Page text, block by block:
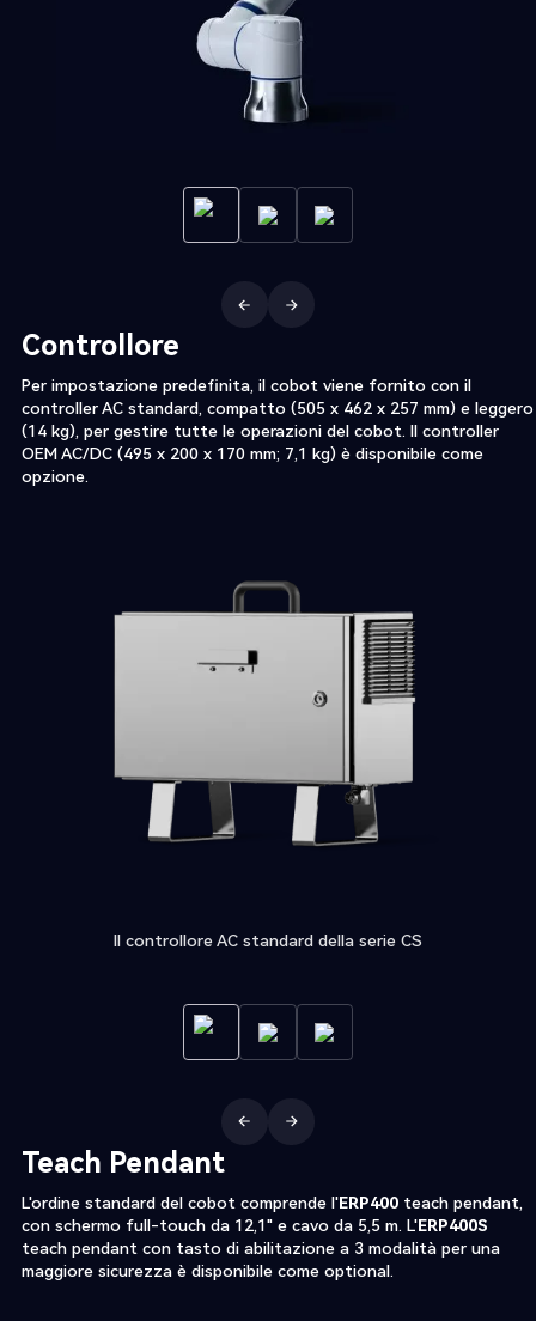
Controllore
Per impostazione predefinita, il cobot viene fornito con il
controller AC standard, compatto (505 x 462 x 257 mm) e leggero
(14 kg), per gestire tutte le operazioni del cobot. Il controller
OEM AC/DC (495 x 200 x 170 mm; 7,1 kg) è disponibile come
opzione.
Il controllore AC standard della serie CS
Teach Pendant
L'ordine standard del cobot comprende l'ERP400teach pendant,
con schermo full-touch da 12,1" e cavo da 5,5 m. L'ERP400S
teach pendant con tasto di abilitazione a 3 modalità per una
maggiore sicurezza è disponibile come optional.